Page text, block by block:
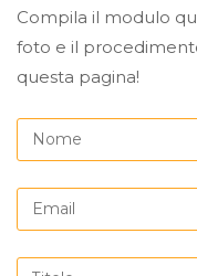
Compila il modulo
foto e il
questa pagina!